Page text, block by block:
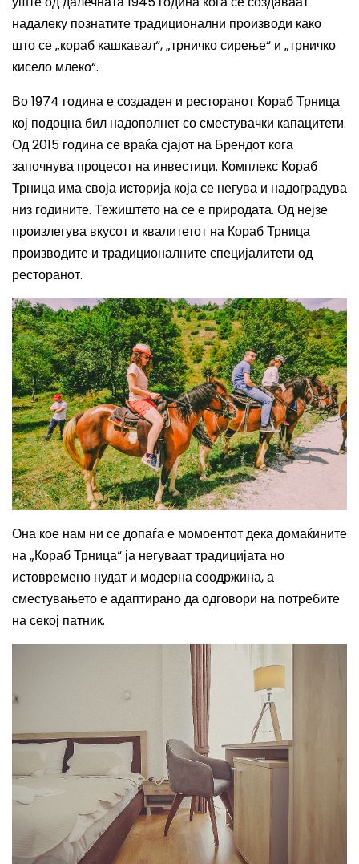
надалеку познатите традиционални производи како
што се „кораб кашкавал“, „трничко сирење“ и „трничко
кисело млеко“.
Во 1974 година е создаден и ресторанот Кораб Трница
кој подоцна бил надополнет со сместувачки капацитети.
Од 2015 година се враќа сјајот на Брендот кога
започнува процесот на инвестици. Комплекс Кораб
Трница има своја историја која се негува и надоградува
низ годините. Тежиштето на се е природата. Од нејзе
произлегува вкусот и квалитетот на Кораб Трница
производите и традиционалните специјалитети од
ресторанот.
Она кое нам ни се допаѓа е момоентот дека домаќините
на „Кораб Трница“ ја негуваат традицијата но
истовремено нудат и модерна соодржина, а
сместувањето е адаптирано да одговори на потребите
на секој патник.